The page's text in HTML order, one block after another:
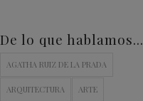
De lo que hablamos…
AGATHA RUIZ DE LA PRADA
ARQUITECTURA ARTE